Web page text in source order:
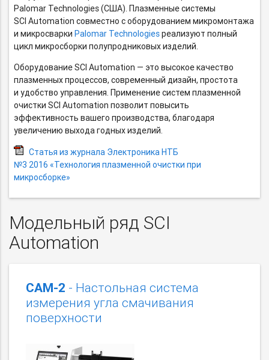
Palomar Technologies (США). Плазменные системы
SCI Automation совместно с оборудованием микромонтажа
и микросваркиPalomar Technologiesреализуют полный
цикл микросборки полупродниковых изделий.
Оборудование SCI Automation — это высокое качество
плазменных процессов, современный дизайн, простота
и удобство управления. Применение систем плазменной
очистки SCI Automation позволит повысить
эффективность вашего производства, благодаря
увеличению выхода годных изделий.
Статья из журнала Электроника НТБ
№3 2016 «Технология плазменной очистки при
микросборке»
Модельный ряд SCI
Automation
CAM-2 - Настольная система
измерения угла смачивания
поверхности